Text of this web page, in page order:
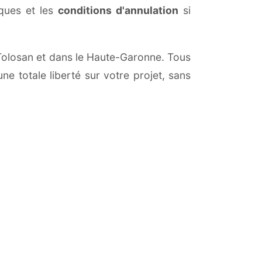
et les conditions d'annulation si
et dans le Haute-Garonne. Tous
totale liberté sur votre projet, sans